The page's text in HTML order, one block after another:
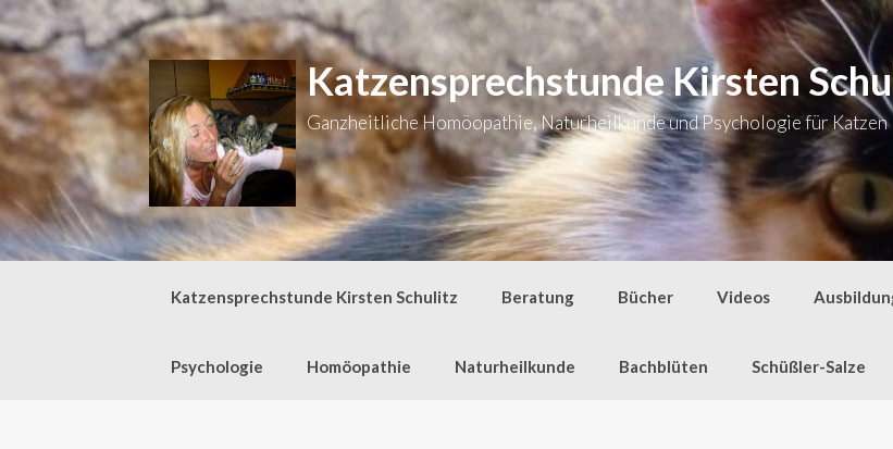
Zum
Inhalt
springen
Katzensprechstunde Kirsten
Ganzheitliche Homöopathie, Naturheilkunde und Psychologie für Katzen
Katzensprechstunde Kirsten Schulitz Beratung Bücher Videos
Psychologie Homöopathie Naturheilkunde Bachblüten Schüßler-Salze